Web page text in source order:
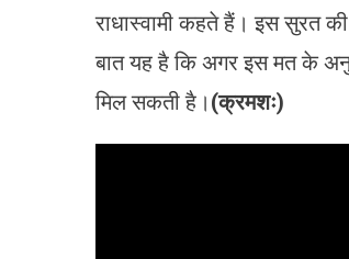
राधास्वामी कहते हैं। इस सुरत
बात यह है कि अगर इस मत के
मिल सकती है। (क्रमशः)